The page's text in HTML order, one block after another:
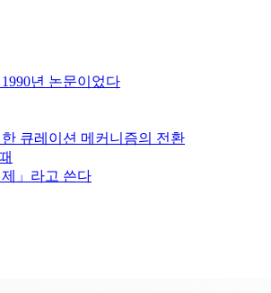
년 논문이었다
큐레이션 메커니즘의 전환
」라고 쓴다